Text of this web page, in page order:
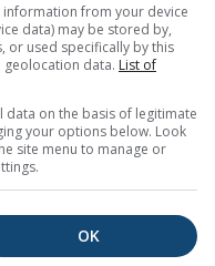
from your device
data) may be stored by,
or used specifically by this
geolocation data. List of
data on the basis of legitimate
your options below. Look
site menu to manage or
OK